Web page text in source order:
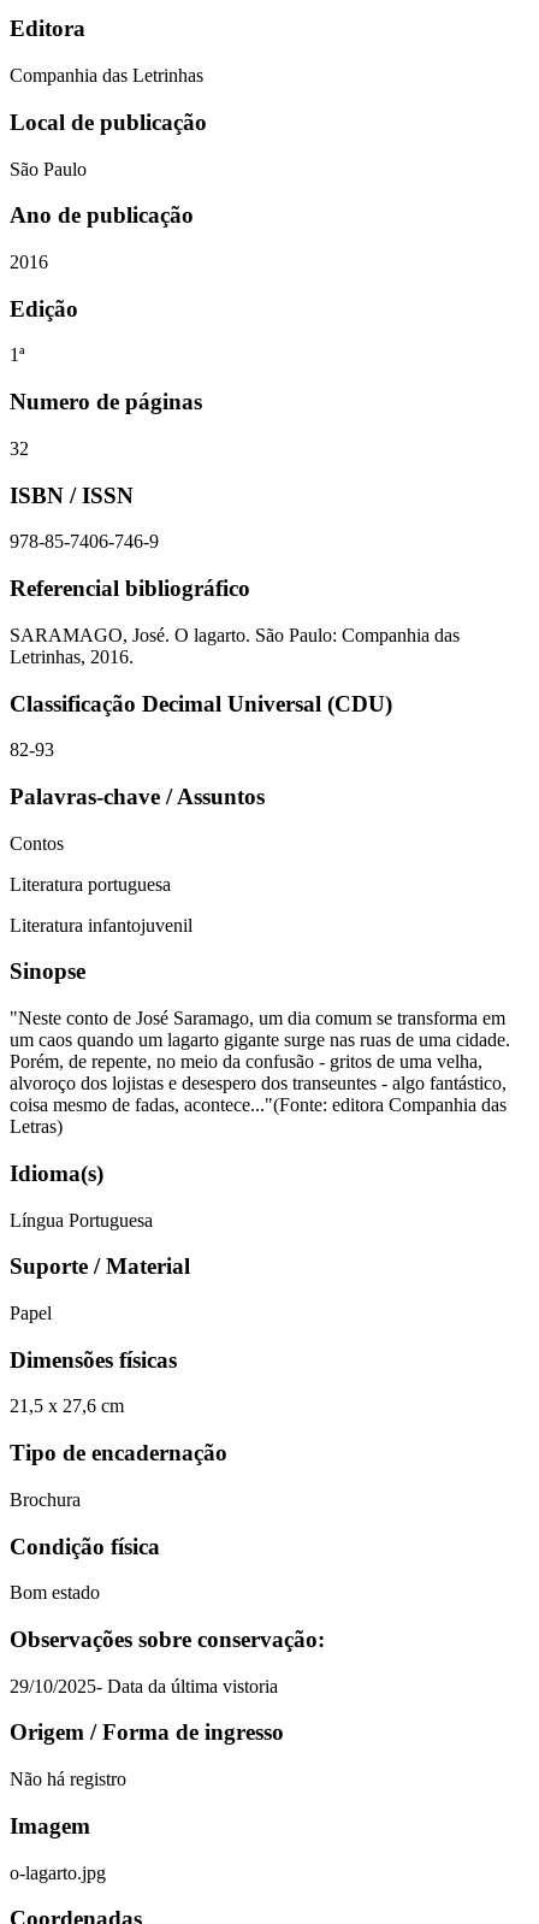
Editora
Companhia das Letrinhas
Local de publicação
São Paulo
Ano de publicação
2016
Edição
1ª
Numero de páginas
32
ISBN / ISSN
978-85-7406-746-9
Referencial bibliográfico
SARAMAGO, José. O lagarto. São Paulo: Companhia das
Letrinhas, 2016.
Classificação Decimal Universal (CDU)
82-93
Palavras-chave / Assuntos
Contos
Literatura portuguesa
Literatura infantojuvenil
Sinopse
"Neste conto de José Saramago, um dia comum se transforma em
um caos quando um lagarto gigante surge nas ruas de uma cidade.
Porém, de repente, no meio da confusão - gritos de uma velha,
alvoroço dos lojistas e desespero dos transeuntes - algo fantástico,
coisa mesmo de fadas, acontece..."(Fonte: editora Companhia das
Letras)
Idioma(s)
Língua Portuguesa
Suporte / Material
Papel
Dimensões físicas
21,5 x 27,6 cm
Tipo de encadernação
Brochura
Condição física
Bom estado
Observações sobre conservação:
29/10/2025- Data da última vistoria
Origem / Forma de ingresso
Não há registro
Imagem
o-lagarto.jpg